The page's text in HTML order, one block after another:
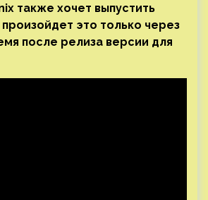
также хочет выпустить
произойдет это только через
после релиза версии для